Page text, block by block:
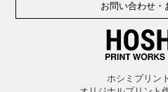
お問い合わせ・
ホシミプリン